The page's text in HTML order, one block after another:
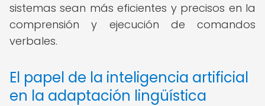
sistemas sean más eficientes y precisos en la
comprensión y ejecución de comandos
verbales.
El papel de la inteligencia artificial
en la adaptación lingüística